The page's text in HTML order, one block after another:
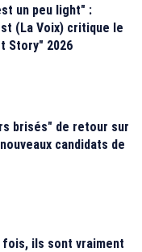
un peu light" :
(La Voix) critique le
Story" 2026
brisés" de retour sur
candidats de
ils sont vraiment